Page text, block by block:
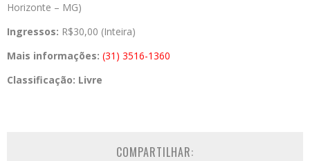
Horizonte – MG)
Ingressos: R$30,00 (Inteira)
Mais informações: (31) 3516-1360
Classificação: Livre
COMPARTILHAR: